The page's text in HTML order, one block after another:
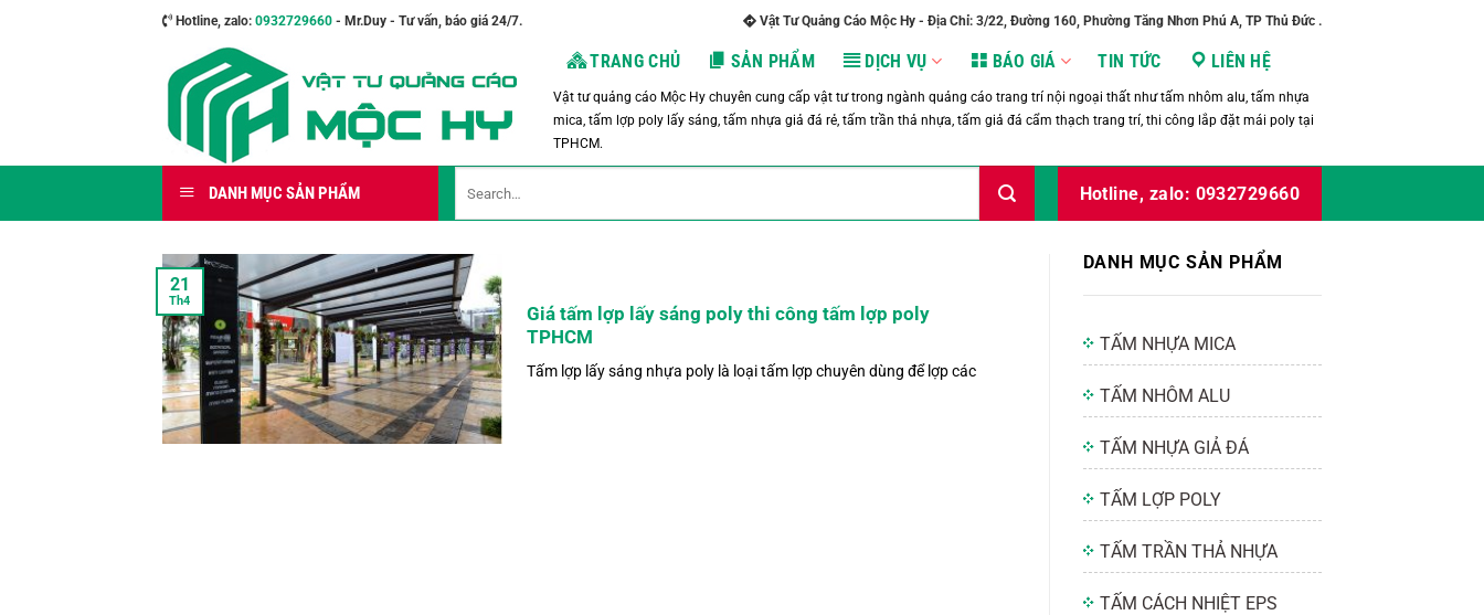
Hotline, zalo: 0932729660 - Mr.Duy - Tư vấn, báo giá 24/7. Vật Tư Quảng Cáo Mộc Hy - Địa Chỉ: 3/22, Đường 160, Phường Tăng Nhơn Phú A, TP Thủ Đức .
TRANG CHỦ SẢN PHẨM DỊCH VỤ BÁO GIÁ TIN TỨC LIÊN HỆ
Vật tư quảng cáo Mộc Hy chuyên cung cấp vật tư trong ngành quảng cáo trang trí nội ngoại thất như tấm nhôm alu, tấm nhựa
mica, tấm lợp poly lấy sáng, tấm nhựa giả đá rẻ, tấm trần thả nhựa, tấm giả đá cẩm thạch trang trí, thi công lắp đặt mái poly tại
TPHCM.
DANH MỤC SẢN PHẨM
for:
Hotline, zalo: 0932729660
Giá tấm lợp lấy sáng poly thi công tấm lợp poly
TPHCM
Tấm lợp lấy sáng nhựa poly là loại tấm lợp chuyên dùng để lợp các
21
Th4
DANH MỤC SẢN PHẨM
TẤM NHỰA MICA
TẤM NHÔM ALU
TẤM NHỰA GIẢ ĐÁ
TẤM LỢP POLY
TẤM TRẦN THẢ NHỰA
TẤM CÁCH NHIỆT EPS